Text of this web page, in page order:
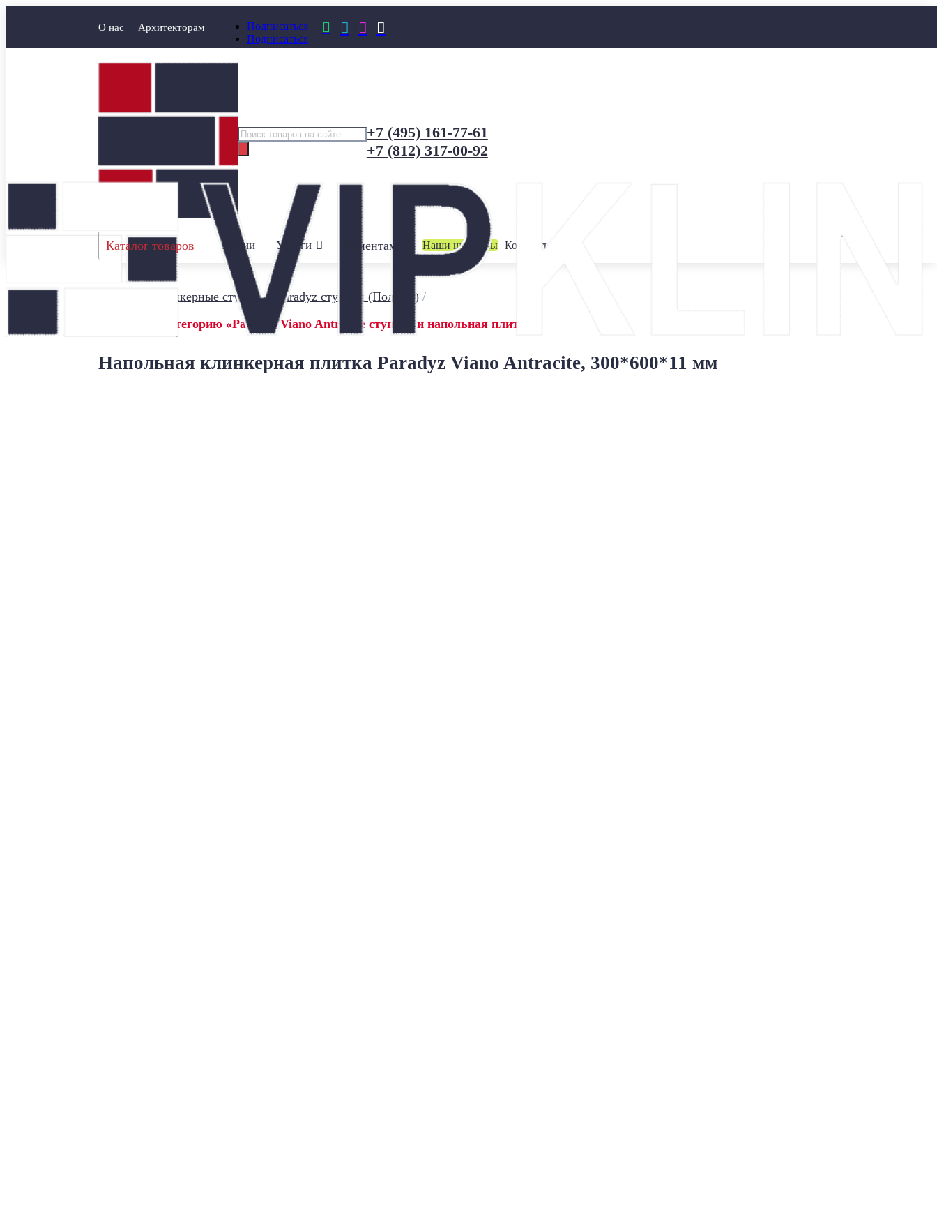
О нас Архитекторам
Подписаться
Подписаться
   
Поиск
товаров
+7 (495) 161-77-61
+7 (812) 317-00-92
Каталог товаров Акции Услуги Клиентам Наши шоурумы Контакты
Клинкерные ступени/ Paradyz ступени (Польша)/
← Назад в категорию «Paradyz Viano Antracite ступени и напольная плитка»
Напольная клинкерная плитка Paradyz Viano Antracite, 300*600*11 мм